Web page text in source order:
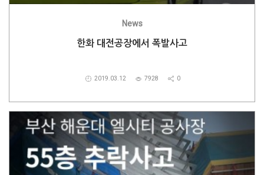
News
한화 대전공장에서 폭발사고
2019.03.12 7928 0